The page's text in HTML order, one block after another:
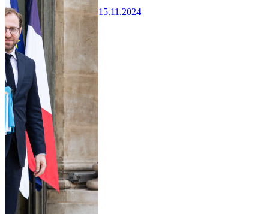
15.11.2024